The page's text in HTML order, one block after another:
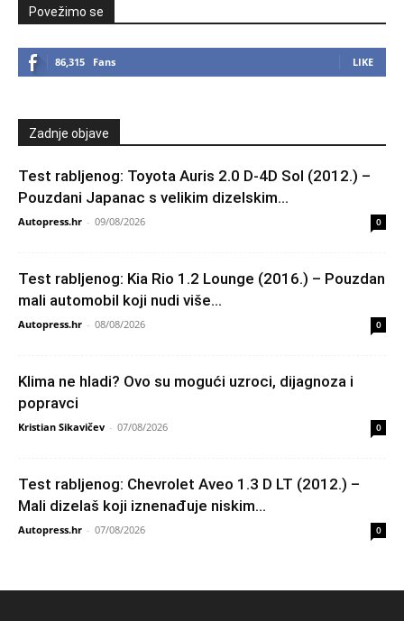
Povežimo se
86,315 Fans LIKE
Zadnje objave
Test rabljenog: Toyota Auris 2.0 D-4D Sol (2012.) –
Pouzdani Japanac s velikim dizelskim...
Autopress.hr - 09/08/2026 0
Test rabljenog: Kia Rio 1.2 Lounge (2016.) – Pouzdan
mali automobil koji nudi više...
Autopress.hr - 08/08/2026 0
Klima ne hladi? Ovo su mogući uzroci, dijagnoza i
popravci
Kristian Sikavičev - 07/08/2026 0
Test rabljenog: Chevrolet Aveo 1.3 D LT (2012.) –
Mali dizelaš koji iznenađuje niskim...
Autopress.hr - 07/08/2026 0